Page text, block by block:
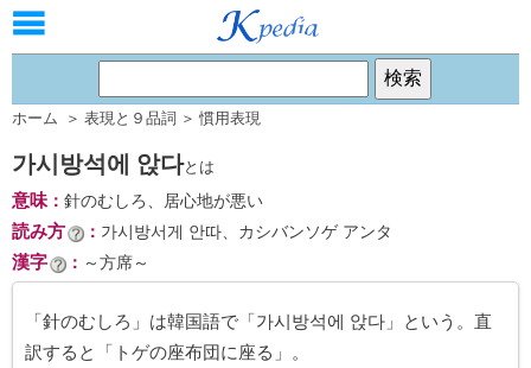
ホーム ＞ 表現と９品詞 ＞ 慣用表現
가시방석에 앉다とは
意味： 針のむしろ、居心地が悪い
読み方 ： 가시방서게 안따、カシバンソゲ アンタ
漢字 ： ～方席～
「針のむしろ」は韓国語で「가시방석에 앉다」という。直
訳すると「トゲの座布団に座る」。